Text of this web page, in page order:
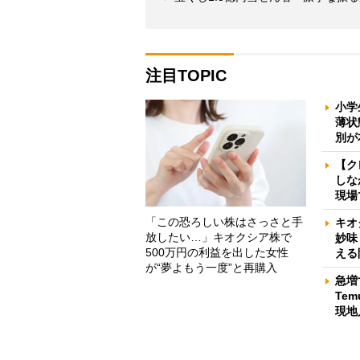
注目TOPIC
「この恐ろしい株はさっさと手
放したい…」キオクシア株で
500万円の利益を出した女性
が“夢よもう一度”と再購入
小
薄
別
【
し
現場
キ
妙
え
急
現地